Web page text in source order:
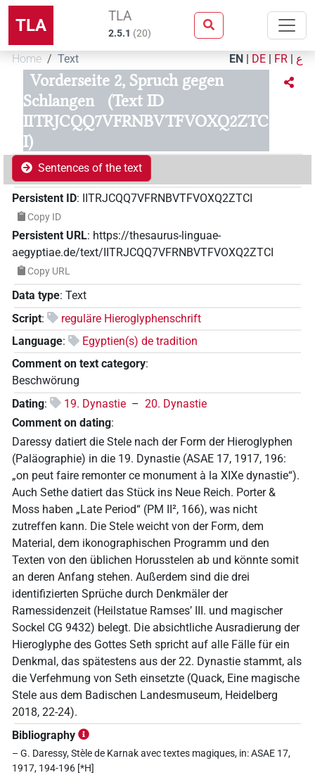
TLA TLA
2.5.1 (20)
Home Text EN | DE | FR | ع
Vorderseite 2, Spruch gegen
Schlangen
(Text ID
IITRJCQQ7VFRNBVTFVOXQ2ZTC
I)
Sentences of the text
Persistent ID: IITRJCQQ7VFRNBVTFVOXQ2ZTCI
Copy ID
Persistent URL: https://thesaurus-linguae-
aegyptiae.de/text/IITRJCQQ7VFRNBVTFVOXQ2ZTCI
Copy URL
Data type: Text
Script:
reguläre Hieroglyphenschrift
Language:
Egyptien(s) de tradition
Comment on text category:
Beschwörung
Dating: 19. Dynastie – 20. Dynastie
Comment on dating:
Daressy datiert die Stele nach der Form der Hieroglyphen
(Paläographie) in die 19. Dynastie (ASAE 17, 1917, 196:
„on peut faire remonter ce monument à la XIXe dynastie“).
Auch Sethe datiert das Stück ins Neue Reich. Porter &
Moss haben „Late Period“ (PM II², 166), was nicht
zutreffen kann. Die Stele weicht von der Form, dem
Material, dem ikonographischen Programm und den
Texten von den üblichen Horusstelen ab und könnte somit
an deren Anfang stehen. Außerdem sind die drei
identifizierten Sprüche durch Denkmäler der
Ramessidenzeit (Heilstatue Ramses’ III. und magischer
Sockel CG 9432) belegt. Die absichtliche Ausradierung der
Hieroglyphe des Gottes Seth spricht auf alle Fälle für ein
Denkmal, das spätestens aus der 22. Dynastie stammt, als
die Verfehmung von Seth einsetzte (Quack, Eine magische
Stele aus dem Badischen Landesmuseum, Heidelberg
2018, 22-24).
Bibliography
– G. Daressy, Stèle de Karnak avec textes magiques, in: ASAE 17,
1917, 194-196 [*H]